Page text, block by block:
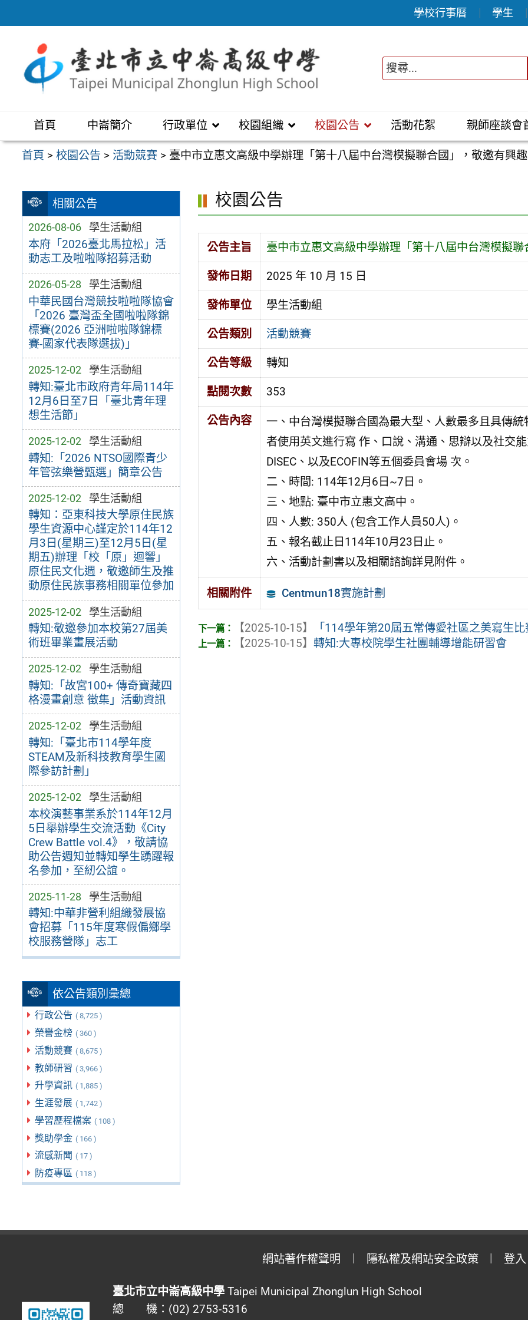
至
區
學校行事曆 學生
首頁 中崙簡介 行政單位 校園組織 校園公告 活動花絮 親師座談會
首頁 >校園公告 > 活動競賽 > 臺中市立惠文高級中學辦理「第十八屆中台灣模擬聯合國」，敬邀有興
相關公告
2026-08-06 學生活動組
本府「2026臺北馬拉松」活
動志工及啦啦隊招募活動
2026-05-28 學生活動組
中華民國台灣競技啦啦隊協會
「2026 臺灣盃全國啦啦隊錦
標賽(2026 亞洲啦啦隊錦標
賽-國家代表隊選拔)」
2025-12-02 學生活動組
轉知:臺北市政府青年局114年
12月6日至7日「臺北青年理
想生活節」
2025-12-02 學生活動組
轉知:「2026 NTSO國際青少
年管弦樂營甄選」簡章公告
2025-12-02 學生活動組
轉知：亞東科技大學原住民族
學生資源中心謹定於114年12
月3日(星期三)至12月5日(星
期五)辦理「校「原」迴響」
原住民文化週，敬邀師生及推
動原住民族事務相關單位參加
2025-12-02 學生活動組
轉知:敬邀參加本校第27屆美
術班畢業畫展活動
2025-12-02 學生活動組
轉知:「故宮100+ 傳奇寶藏四
格漫畫創意 徵集」活動資訊
2025-12-02 學生活動組
轉知:「臺北市114學年度
STEAM及新科技教育學生國
際參訪計劃」
2025-12-02 學生活動組
本校演藝事業系於114年12月
5日舉辦學生交流活動《City
Crew Battle vol.4》，敬請協
助公告週知並轉知學生踴躍報
名參加，至紉公誼。
2025-11-28 學生活動組
轉知:中華非營利組織發展協
會招募「115年度寒假偏鄉學
校服務營隊」志工
依公告類別彙總
行政公告 ( 8,725 )
榮譽金榜 ( 360 )
活動競賽 ( 8,675 )
教師研習 ( 3,966 )
升學資訊 ( 1,885 )
生涯發展 ( 1,742 )
學習歷程檔案 ( 108 )
獎助學金 ( 166 )
流感新聞 ( 17 )
防疫專區 ( 118 )
校園公告
公告主旨 臺中市立惠文高級中學辦理「第十八屆中台灣模擬
發佈日期 2025 年 10 月 15 日
發佈單位 學生活動組
公告類別 活動競賽
公告等級 轉知
點閱次數 353
公告內容
一、中台灣模擬聯合國為最大型、人數最多且具傳
者使用英文進行寫 作、口說、溝通、思辯以及社交
DISEC、以及ECOFIN等五個委員會場 次。
二、時間: 114年12月6日~7日。
三、地點: 臺中市立惠文高中。
四、人數: 350人 (包含工作人員50人)。
五、報名截止日114年10月23日止。
六、活動計劃書以及相關諮詢詳見附件。
相關附件 Centmun18實施計劃
【2025-10-15】
「114學年第20屆五常傳愛社區之美寫生
【2025-10-15】轉知:大專校院學生社團輔導增能研習會
網站著作權聲明 隱私權及網站安全政策 登入
臺北市立中崙高級中學Taipei Municipal Zhonglun High School
總 機：(02) 2753-5316